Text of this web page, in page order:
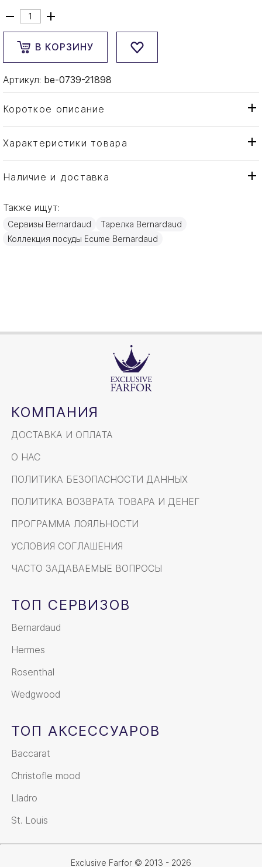
В КОРЗИНУ
Артикул: be-0739-21898
Короткое описание
Характеристики товара
Тип товара
Тарелка
Бренд
Страна производителя
Материал
Золото, Фарфор
Наличие и доставка
Также ищут:
Сервизы Bernardaud
Тарелка Bernardaud
Коллекция посуды Ecume Bernardaud
КОМПАНИЯ
ДОСТАВКА И ОПЛАТА
О НАС
ПОЛИТИКА БЕЗОПАСНОСТИ ДАННЫХ
ПОЛИТИКА ВОЗВРАТА ТОВАРА И ДЕНЕГ
ПРОГРАММА ЛОЯЛЬНОСТИ
УСЛОВИЯ СОГЛАШЕНИЯ
ЧАСТО ЗАДАВАЕМЫЕ ВОПРОСЫ
ТОП СЕРВИЗОВ
Bernardaud
Hermes
Rosenthal
Wedgwood
ТОП АКСЕССУАРОВ
Baccarat
Christofle mood
Lladro
St. Louis
Exclusive Farfor © 2013 - 2026